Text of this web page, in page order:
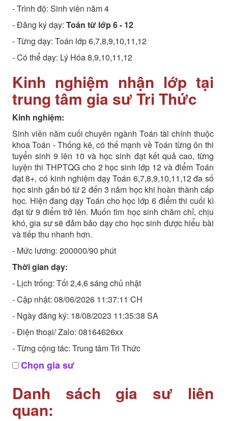
- Trình độ: Sinh viên năm 4
- Đăng ký dạy: Toán từ lớp 6 - 12
- Từng dạy: Toán lớp 6,7,8,9,10,11,12
- Có thể dạy: Lý Hóa 8,9,10,11,12
Kinh nghiệm nhận lớp tại
trung tâm gia sư Tri Thức
Kinh nghiệm:
Sinh viên năm cuối chuyên ngành Toán tài chính thuộc
khoa Toán - Thống kê, có thế mạnh về Toán từng ôn thi
tuyển sinh 9 lên 10 và học sinh đạt kết quả cao, từng
luyện thi THPTQG cho 2 học sinh lớp 12 và điểm Toán
đạt 8+, có kinh nghiệm dạy Toán 6,7,8,9,10,11,12 đa số
học sinh gắn bó từ 2 đến 3 năm học khi hoàn thành cấp
học. Hiện đang dạy Toán cho học lớp 6 điểm thi cuối kì
đạt từ 9 điểm trở lên. Muốn tìm học sinh chăm chỉ, chịu
khó, gia sư sẽ đảm bảo dạy cho học sinh được hiểu bài
và tiếp thu nhanh hơn.
- Mức lương: 200000/90 phút
Thời gian dạy:
- Lịch trống: Tối 2,4,6 sáng chủ nhật
- Cập nhật: 08/06/2026 11:37:11 CH
- Ngày đăng ký: 18/08/2023 11:35:38 SA
- Điện thoại/ Zalo: 08164626xx
- Từng cộng tác: Trung tâm Tri Thức
Chọn gia sư
Danh sách gia sư liên
quan: